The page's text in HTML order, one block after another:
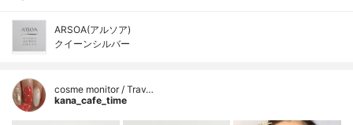
ARSOA(アルソア)
クイーンシルバー
cosme monitor / Trav…
kana_cafe_time